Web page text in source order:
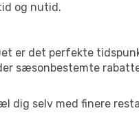
og nutid.
er det perfekte
sæsonbestemte
dig selv med finere